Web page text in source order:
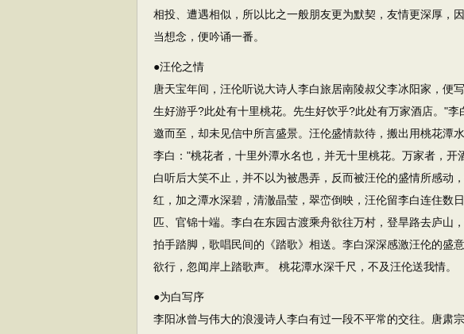
相投、遭遇相似，所以比之一般朋友更为默契，友情更深厚，
当想念，便吟诵一番。
●汪伦之情
唐天宝年间，汪伦听说大诗人李白旅居南陵叔父李冰阳家，便
生好游乎?此处有十里桃花。先生好饮乎?此处有万家酒店。"
邀而至，却未见信中所言盛景。汪伦盛情款待，搬出用桃花潭
李白："桃花者，十里外潭水名也，并无十里桃花。万家者，
白听后大笑不止，并不以为被愚弄，反而被汪伦的盛情所感动
红，加之潭水深碧，清澈晶莹，翠峦倒映，汪伦留李白连住数
匹、官锦十端。李白在东园古渡乘舟欲往万村，登旱路去庐山
拍手踏脚，歌唱民间的《踏歌》相送。李白深深感激汪伦的盛
欲行，忽闻岸上踏歌声。 桃花潭水深千尺，不及汪伦送我情。
●为白写序
李阳冰曾与伟大的浪漫诗人李白有过一段不平常的交往。唐肃